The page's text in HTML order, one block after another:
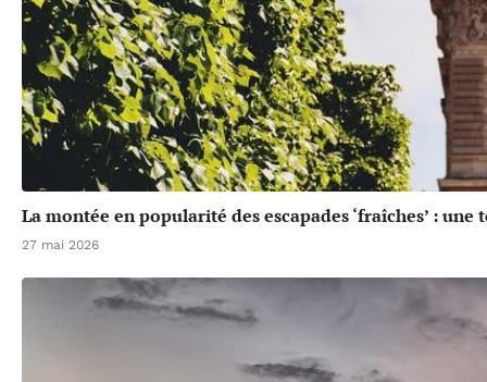
La montée en popularité des escapades ‘fraîches’ :
27 mai 2026